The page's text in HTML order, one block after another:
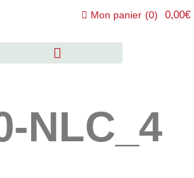
Mon panier (0) 0,00€
NLC_4